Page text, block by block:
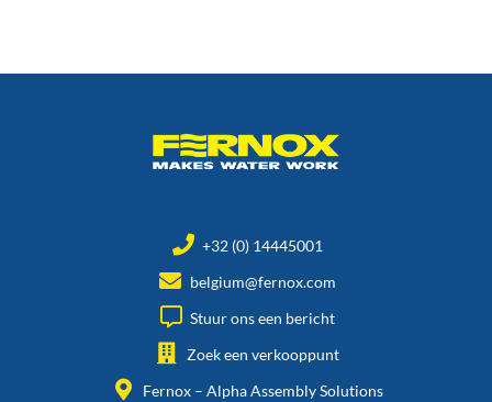
+32 (0) 14445001
belgium@fernox.com
Stuur ons een bericht
Zoek een verkooppunt
Fernox – Alpha Assembly Solutions